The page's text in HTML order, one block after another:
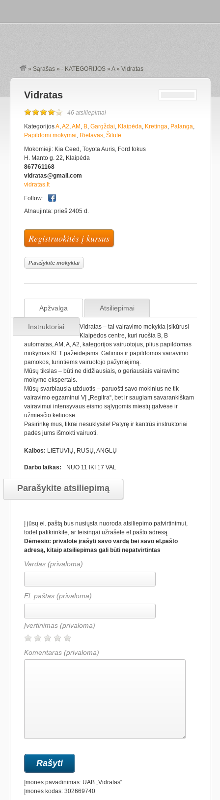
» Sąrašas » - KATEGORIJOS » A » Vidratas
Vidratas
46 atsiliepimai
KategorijosA,A2,AM , B, Gargždai, Klaipėda, Kretinga, Palanga,
Papildomi mokymai, Rietavas, Šilutė
Mokomieji: Kia Ceed, Toyota Auris, Ford fokus
H. Manto g. 22, Klaipėda
867761168
vidratas@gmail.com
vidratas.lt
Follow:
Atnaujinta: prieš 2405 d.
Registruokitės į kursus
Parašykite mokyklai
Apžvalga Atsiliepimai
Instruktoriai
Vidratas – tai vairavimo mokykla įsikūrusi
Klaipėdos centre, kuri ruošia B, B
automatas, AM, A, A2, kategorijos vairuotojus, plius papildomas
mokymas KET pažeidėjams. Galimos ir papildomos vairavimo
pamokos, turintiems vairuotojo pažymėjimą.
Mūsų tikslas – būti ne didžiausiais, o geriausiais vairavimo
mokymo ekspertais.
Mūsų svarbiausia užduotis – paruošti savo mokinius ne tik
vairavimo egzaminui VĮ „Regitra“, bet ir saugiam savarankiškam
vairavimui intensyvaus eismo sąlygomis miestų gatvėse ir
užmiesčio keliuose.
Pasirinkę mus, tikrai nesuklysite! Patyrę ir kantrūs instruktoriai
padės jums išmokti vairuoti.
Kalbos: LIETUVIŲ, RUSŲ, ANGLŲ
Darbo laikas: NUO 11 IKI 17 VAL
Parašykite atsiliepimą
Į jūsų el. paštą bus nusiųsta nuoroda atsiliepimo patvirtinimui,
todėl patikrinkite, ar teisingai užrašėte el.pašto adresą
Dėmesio: privalote įrašyti savo vardą bei savo el.pašto
adresą, kitaip atsiliepimas gali būti nepatvirtintas
Vardas (privaloma)
El. paštas (privaloma)
Įvertinimas (privaloma)
Komentaras (privaloma)
Įmonės pavadinimas: UAB „Vidratas“
Įmonės kodas: 302669740